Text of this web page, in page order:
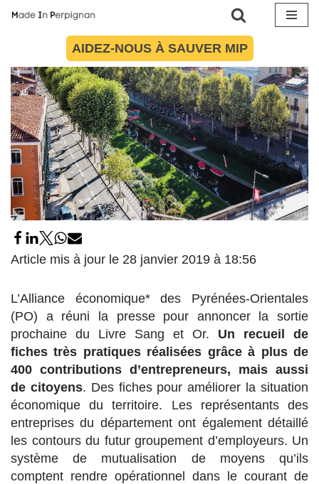
contenu
AIDEZ-NOUS À SAUVER MIP
Article mis à jour le 28 janvier 2019 à 18:56
L’Alliance économique* des Pyrénées-Orientales
(PO) a réuni la presse pour annoncer la sortie
prochaine du Livre Sang et Or. Un recueil de
fiches très pratiques réalisées grâce à plus de
400 contributions d’entrepreneurs, mais aussi
de citoyens. Des fiches pour améliorer la situation
économique du territoire. Les représentants des
entreprises du département ont également détaillé
les contours du futur groupement d’employeurs. Un
système de mutualisation de moyens qu’ils
comptent rendre opérationnel dans le courant de